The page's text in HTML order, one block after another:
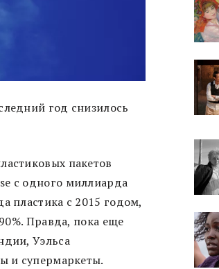
год снизилось
пакетов
с одного миллиарда
пластика с 2015 годом,
Правда, пока еще
Уэльса
и супермаркеты.